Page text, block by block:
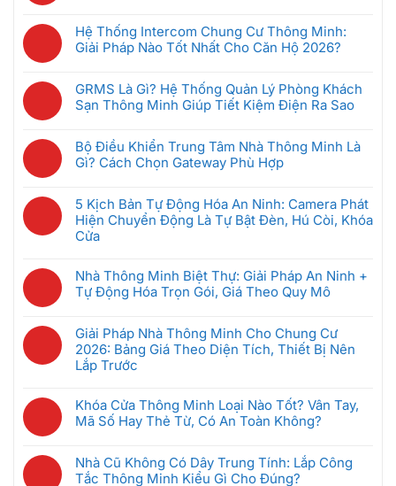
có
bình
luận
5
Thiết
Nhà
Thông
Minh
Mua
Đầu
Tiên
Bắt
Đầu
5
Triệu)
Hệ Thống Intercom Chung Cư Thông Minh:
Giải Pháp Nào Tốt Nhất Cho Căn Hộ 2026?
có
bình
luận
Hệ
Thống
Chung
Cư
Thông
Minh:
Pháp
Nào
Cho
Căn
Hộ
GRMS Là Gì? Hệ Thống Quản Lý Phòng Khách
Sạn Thông Minh Giúp Tiết Kiệm Điện Ra Sao
có
bình
GRMS
Là
Gì?
Thống
Quản
Lý
Khách
Sạn
Thông
Giúp
Tiết
Kiệm
Ra
Sao
Bộ Điều Khiển Trung Tâm Nhà Thông Minh Là
Gì? Cách Chọn Gateway Phù Hợp
có
bình
luận
ở
Điều
Khiển
Tâm
Nhà
Thông
Minh
Gì?
Cách
Gateway
Phù
5 Kịch Bản Tự Động Hóa An Ninh: Camera Phát
Hiện Chuyển Động Là Tự Bật Đèn, Hú Còi, Khóa
Cửa
có
bình
luận
5
Kịch
Bản
Động
Hóa
An
Camera
Phát
Nhà Thông Minh Biệt Thự: Giải Pháp An Ninh +
Tự Động Hóa Trọn Gói, Giá Theo Quy Mô
có
bình
luận
ở
Thông
Minh
Thự:
Giải
Giải Pháp Nhà Thông Minh Cho Chung Cư
2026: Bảng Giá Theo Diện Tích, Thiết Bị Nên
Lắp Trước
có
bình
Giải
Pháp
Khóa Cửa Thông Minh Loại Nào Tốt? Vân Tay,
Mã Số Hay Thẻ Từ, Có An Toàn Không?
có
bình
Nhà Cũ Không Có Dây Trung Tính: Lắp Công
Tắc Thông Minh Kiểu Gì Cho Đúng?